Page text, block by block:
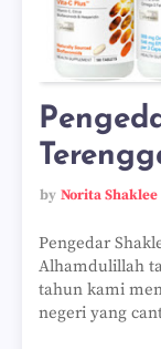
by Norita Shaklee
Pengedar
Alhamdulillah
tahun kami
negeri yang